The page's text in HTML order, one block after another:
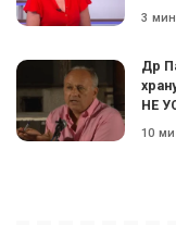
3
Др
НЕ
10